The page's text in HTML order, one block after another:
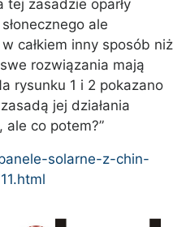
tej zasadzie oparły
ale
całkiem inny sposób niż
rozwiązania mają
rysunku 1 i 2 pokazano
jej działania
co potem?”
solarne-z-chin-